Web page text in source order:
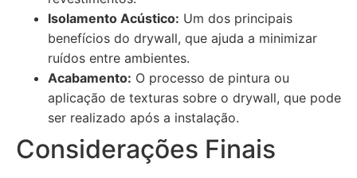
Isolamento Acústico: Um dos principais
benefícios do drywall, que ajuda a minimizar
ruídos entre ambientes.
Acabamento: O processo de pintura ou
aplicação de texturas sobre o drywall, que pode
ser realizado após a instalação.
Considerações Finais